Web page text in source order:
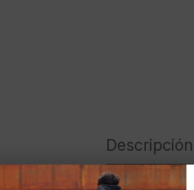
Descripción